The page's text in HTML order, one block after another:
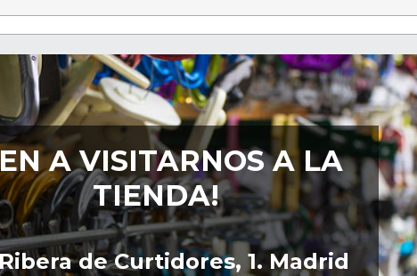
A VISITARNOS A LA
TIENDA!
de Curtidores, 1. Madrid